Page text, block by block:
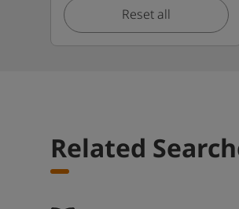
Reset all
Related